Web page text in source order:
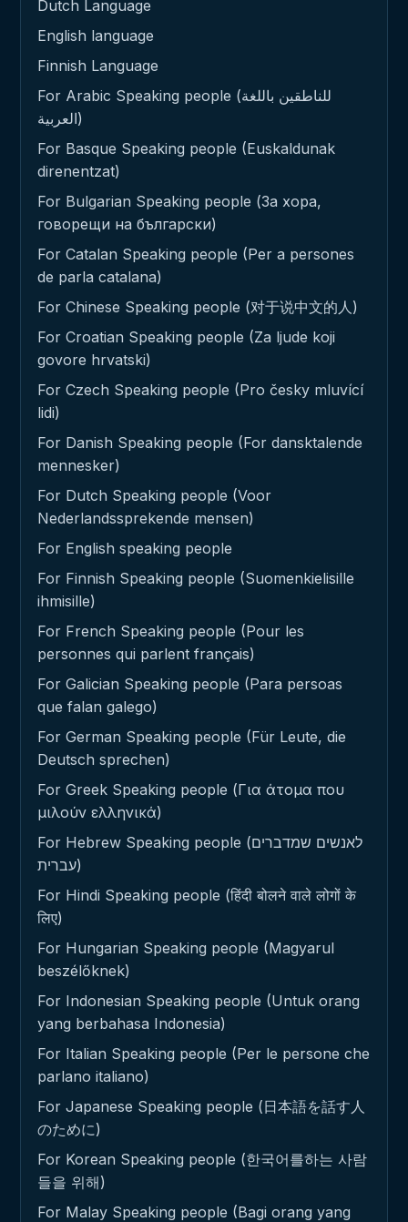
Dutch Language
English language
Finnish Language
For Arabic Speaking people (للناطقين باللغة
العربية)
For Basque Speaking people (Euskaldunak
direnentzat)
For Bulgarian Speaking people (За хора,
говорещи на български)
For Catalan Speaking people (Per a persones
de parla catalana)
For Chinese Speaking people (对于说中文的人)
For Croatian Speaking people (Za ljude koji
govore hrvatski)
For Czech Speaking people (Pro česky mluvící
lidi)
For Danish Speaking people (For dansktalende
mennesker)
For Dutch Speaking people (Voor
Nederlandssprekende mensen)
For English speaking people
For Finnish Speaking people (Suomenkielisille
ihmisille)
For French Speaking people (Pour les
personnes qui parlent français)
For Galician Speaking people (Para persoas
que falan galego)
For German Speaking people (Für Leute, die
Deutsch sprechen)
For Greek Speaking people (Για άτομα που
μιλούν ελληνικά)
For Hebrew Speaking people (לאנשים שמדברים
עברית)
For Hindi Speaking people (हिंदी बोलने वाले लोगों के
लिए)
For Hungarian Speaking people (Magyarul
beszélőknek)
For Indonesian Speaking people (Untuk orang
yang berbahasa Indonesia)
For Italian Speaking people (Per le persone che
parlano italiano)
For Japanese Speaking people (日本語を話す人
のために)
For Korean Speaking people (한국어를하는 사람
들을 위해)
For Malay Speaking people (Bagi orang yang